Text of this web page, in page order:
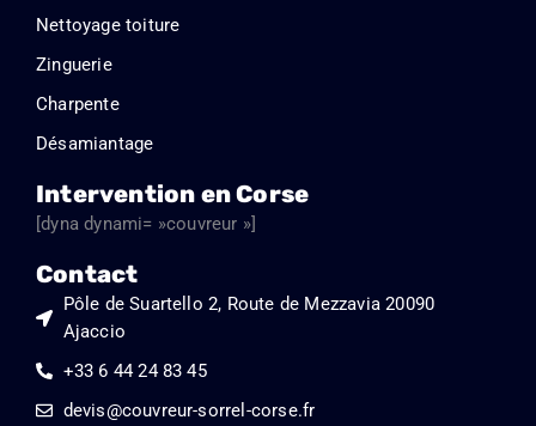
Nettoyage toiture
Zinguerie
Charpente
Désamiantage
Intervention en Corse
[dyna dynami= »couvreur »]
Contact
Pôle de Suartello 2, Route de Mezzavia 20090
Ajaccio
+33 6 44 24 83 45
devis@couvreur-sorrel-corse.fr